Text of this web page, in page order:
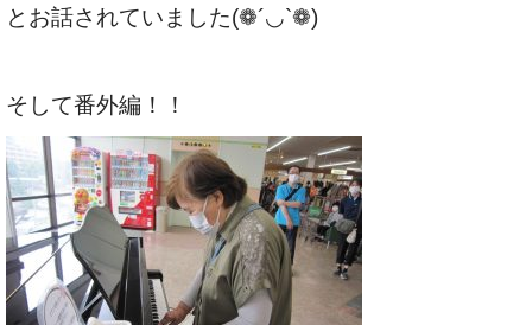
とお話されていました(❁´◡`❁)
そして番外編！！